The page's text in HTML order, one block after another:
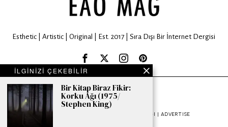
Esthetic | Artistic | Original | Est. 2017 | Sıra Dışı Bir İnternet Dergisi
EAO MAG © 2024. All rights are reserved.
HAKKIMIZDA | ABOUT US
İŞBIRLIĞI | ADVERTISE
İLGİNİZİ ÇEKEBİLİR
Bir Kitap Biraz Fikir:
Korku Ağı (1975/
Stephen King)